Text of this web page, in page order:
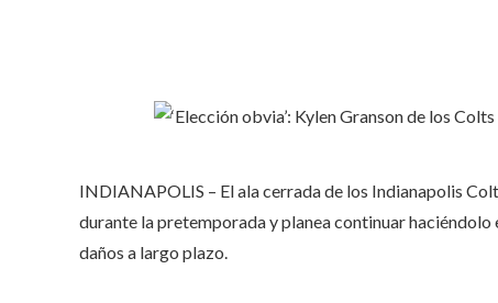
INDIANAPOLIS – El ala cerrada de los Indianapolis
durante la pretemporada y planea continuar
daños a largo plazo.